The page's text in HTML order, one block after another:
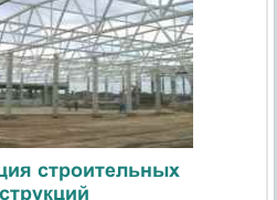
строительных